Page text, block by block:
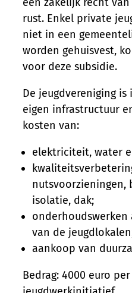
rust. Enkel private
niet in een
worden gehuisvest,
voor deze subsidie.
De jeugdvereniging
eigen infrastructuur
kosten van:
elektriciteit, water
nutsvoorzieningen,
isolatie, dak;
onderhoudswerken
van de
aankoop van
Bedrag: 4000 euro